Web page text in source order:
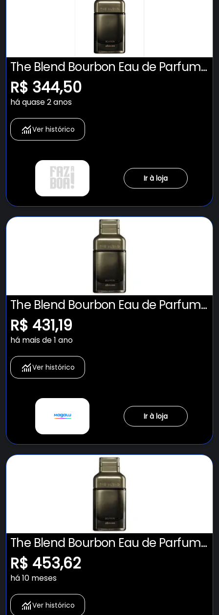
The Blend Bourbon Eau de Parfum
100ml boticario - Original
R$ 344,50
há quase 2 anos
Ver histórico
Ir à loja
The Blend Bourbon Eau de Parfum,
100ml - Boticário
R$ 431,19
há mais de 1 ano
Ver histórico
Ir à loja
The Blend Bourbon Eau de Parfum,
100ml - Boticário
R$ 453,62
há 10 meses
Ver histórico